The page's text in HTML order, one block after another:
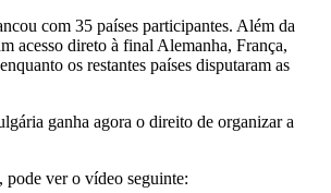
com 35 países participantes. Além da
acesso direto à final Alemanha, França,
os restantes países disputaram as
ganha agora o direito de organizar a
pode ver o vídeo seguinte: